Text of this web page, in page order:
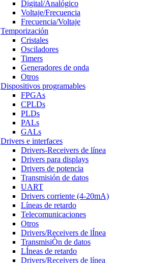
Digital/Analógico
Voltaje/Frecuencia
Frecuencia/Voltaje
Temporización
Cristales
Osciladores
Timers
Generadores de onda
Otros
Dispositivos programables
FPGAs
CPLDs
PLDs
PALs
GALs
Drivers e interfaces
Drivers-Receivers de línea
Drivers para displays
Drivers de potencia
Transmisión de datos
UART
Drivers corriente (4-20mA)
Líneas de retardo
Telecomunicaciones
Otros
Drivers/Receivers de lÍnea
TransmisiÒn de datos
LÍneas de retardo
Drivers/Receivers de línea